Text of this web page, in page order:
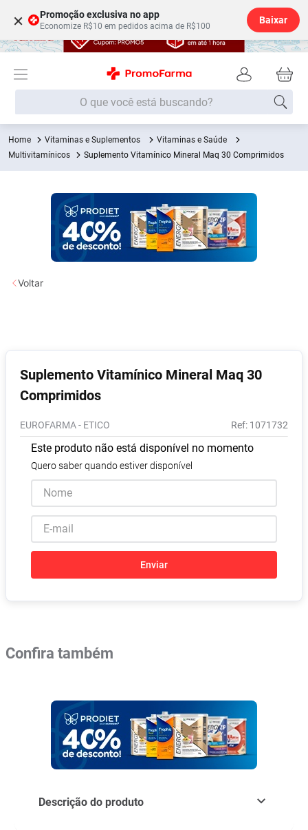
× Promoção exclusiva no app
Economize R$10 em pedidos acima de R$100
Baixar
O que você está buscando?
Vitaminas e Suplementos
Vitaminas e Saúde
Multivitamínicos
Suplemento Vitamínico Mineral Maq 30 Comprimidos
Suplemento Vitamínico Mineral Maq 30
Comprimidos
EUROFARMA - ETICO : 1071732
Este produto não está disponível no momento
Quero saber quando estiver disponível
Enviar
Voltar
Confira também
Descrição do produto
Termos mais buscados
1º Fralda
Lenço Umedecido
Medley
Fralda Xg
Fralda G
6
9º Vitamina D
10 º Soro Fisiológico